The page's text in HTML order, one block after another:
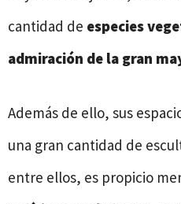
cantidad de especies
admiración de la gran
Además de ello, sus
una gran cantidad de
entre ellos, es propicio